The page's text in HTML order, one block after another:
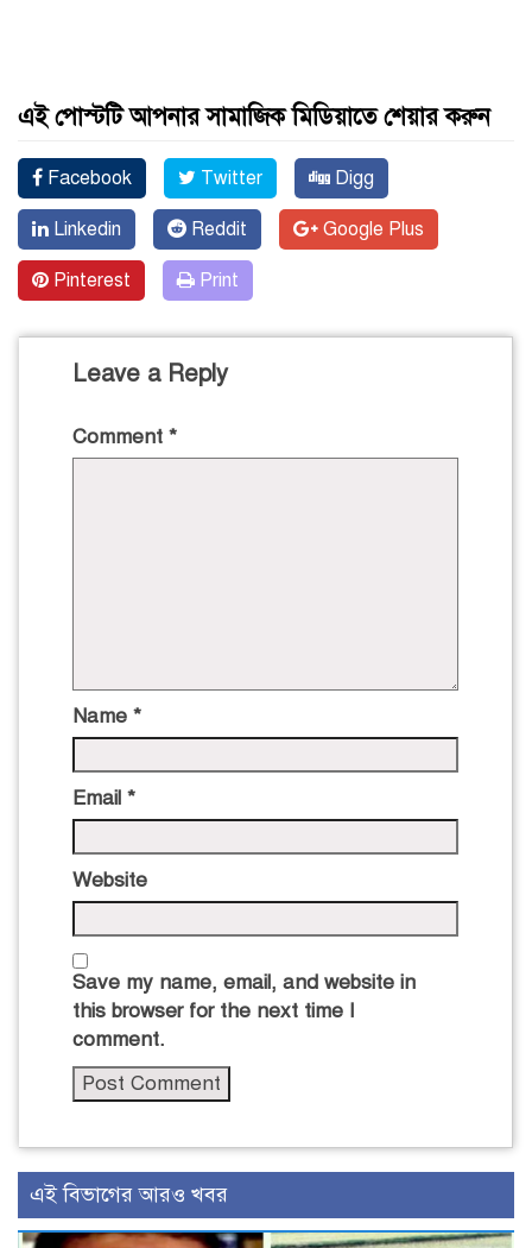
এই পোস্টটি আপনার সামাজিক মিডিয়াতে শেয়ার করুন
Facebook Twitter Digg
Linkedin Reddit Google Plus
Pinterest Print
Leave a Reply
Comment *
Name *
Email *
Website
Save my name, email, and website in
this browser for the next time I
comment.
এই বিভাগের আরও খবর